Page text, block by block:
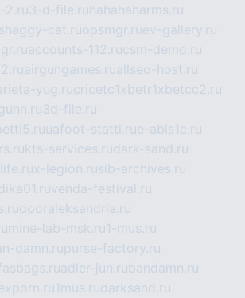
2.ru3-d-file.ru hahahaharms.ru
shaggy-cat.ruopsmgr.ruev-gallery.ru
accounts-112.rucsm-demo.ru
airgungames.ruallseo-host.ru
yug.rucricetc1xbetr1xbetcc2.ru
3d-file.ru
uafoot-statti.rue-abis1c.ru
kts-services.rudark-sand.ru
x-legion.rusib-archives.ru
venda-festival.ru
dooraleksandria.ru
mine-lab-msk.ru1-mus.ru
damn.rupurse-factory.ru
fasbags.ruadler-jun.rubandamn.ru
1mus.rudarksand.ru